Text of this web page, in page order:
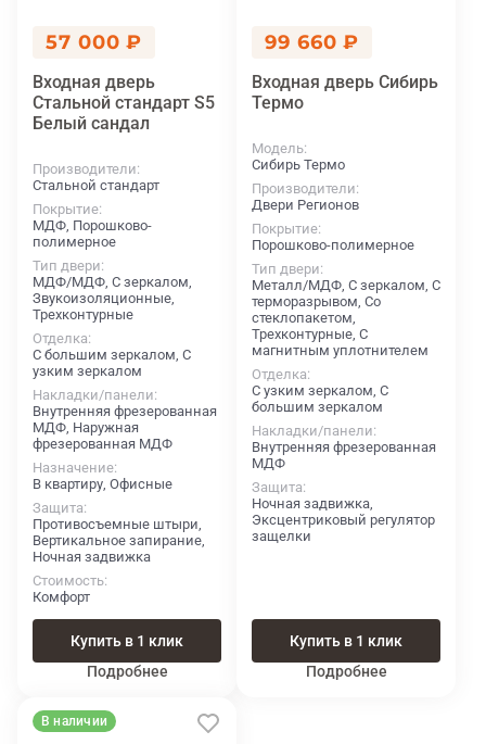
57 000 ₽
Входная дверь
Стальной стандарт S5
Белый сандал
Производители
Стальной стандарт
Покрытие
МДФ, Порошково-
полимерное
Тип двери
МДФ/МДФ, С зеркалом,
Звукоизоляционные,
Трехконтурные
Отделка
С большим зеркалом, С
узким зеркалом
Накладки/панели
Внутренняя фрезерованная
МДФ, Наружная
фрезерованная МДФ
Назначение
В квартиру, Офисные
Защита
Противосъемные штыри,
Вертикальное запирание,
Ночная задвижка
Стоимость
Комфорт
Купить в 1 клик
Подробнее
99 660 ₽
Входная дверь Сибирь
Термо
Модель
Сибирь Термо
Производители
Двери Регионов
Покрытие
Порошково-полимерное
Тип двери
Металл/МДФ, С зеркалом, С
терморазрывом, Со
стеклопакетом,
Трехконтурные, С
магнитным уплотнителем
Отделка
С узким зеркалом, С
большим зеркалом
Накладки/панели
Внутренняя фрезерованная
МДФ
Защита
Ночная задвижка,
Эксцентриковый регулятор
защелки
Купить в 1 клик
Подробнее
В наличии